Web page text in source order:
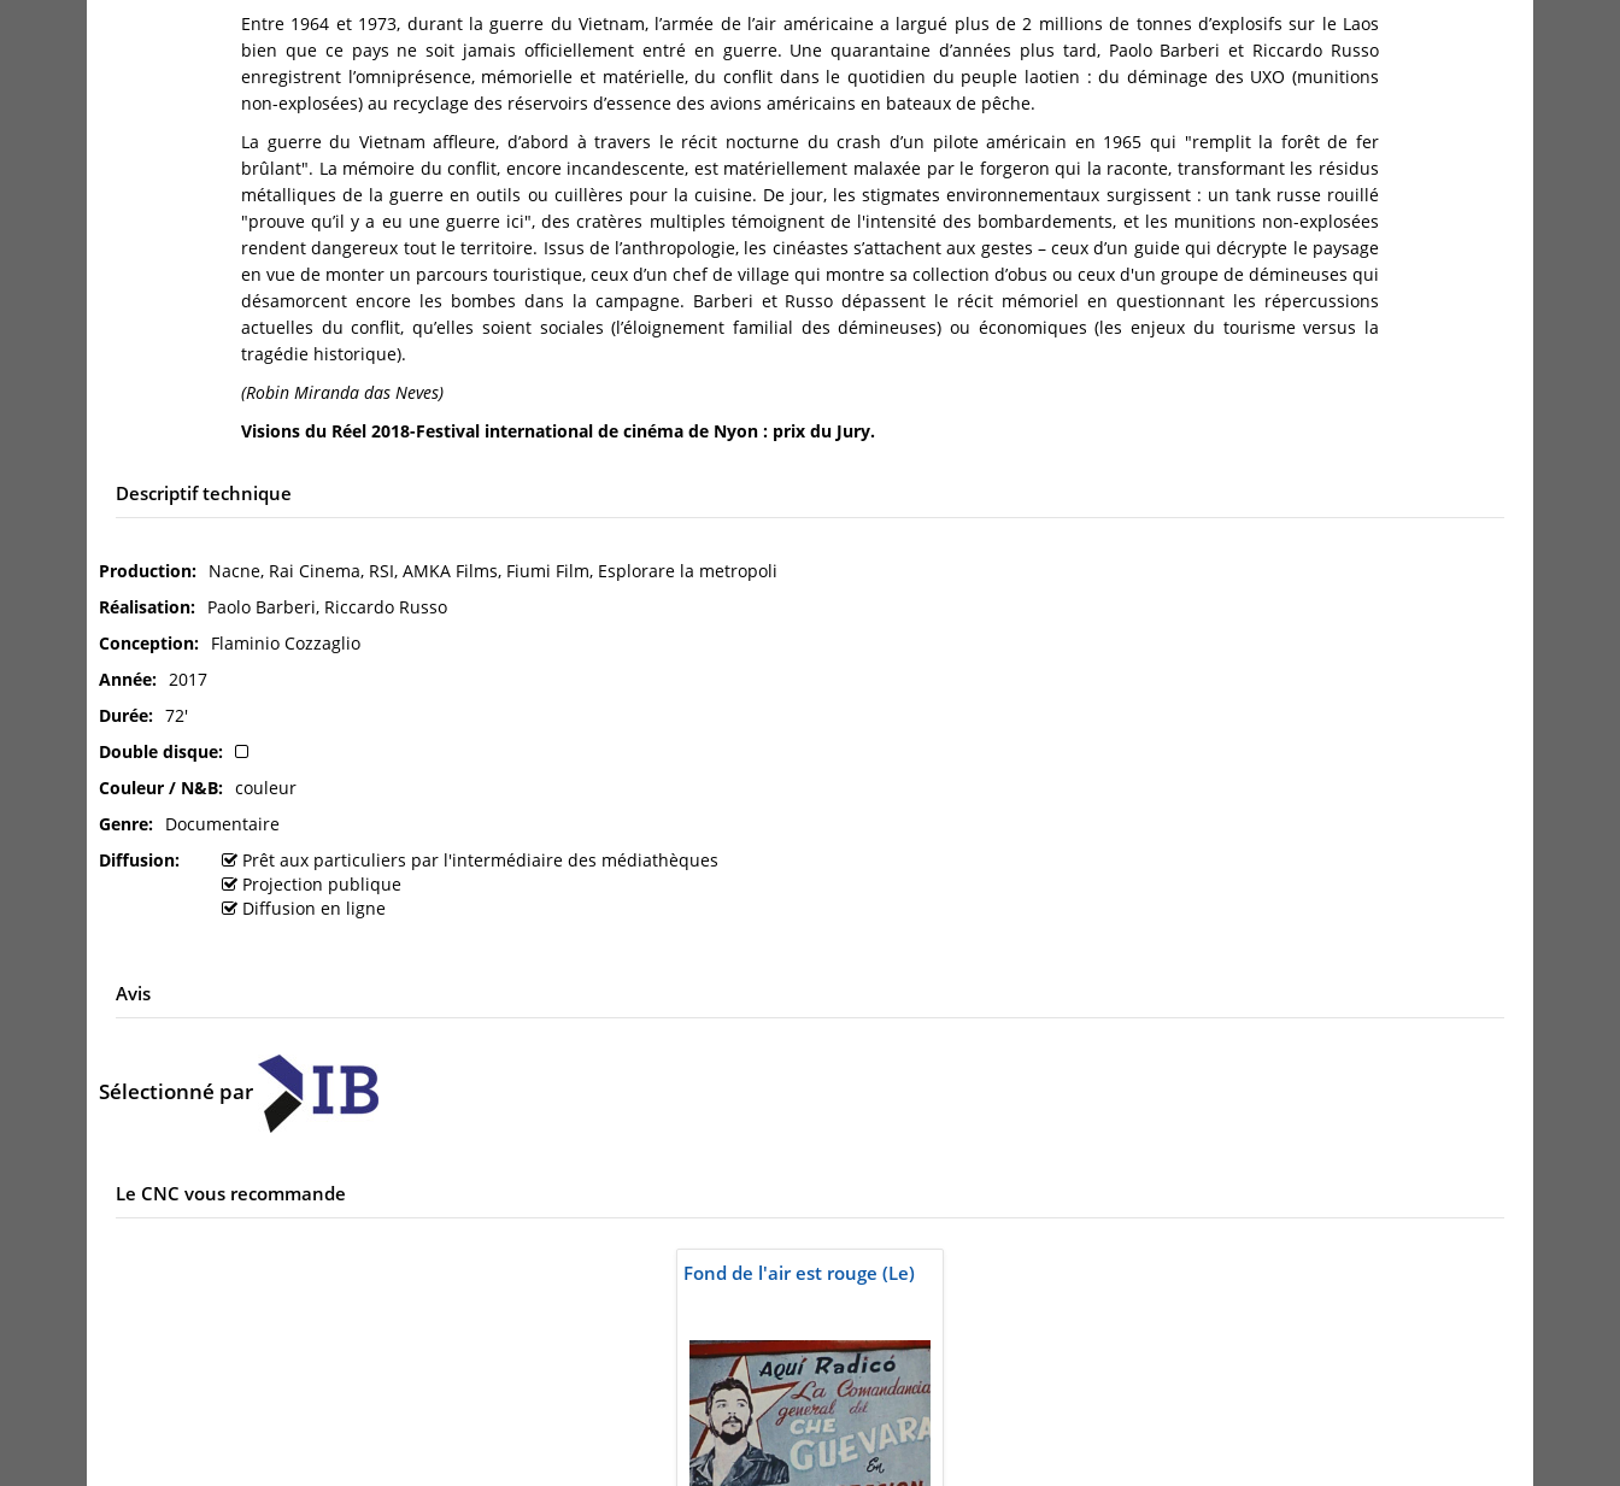
Entre 1964 et 1973, durant la guerre du Vietnam, l’armée de l’air américaine a largué plus de 2 millions de tonnes d’explosifs sur le Laos
bien que ce pays ne soit jamais officiellement entré en guerre. Une quarantaine d’années plus tard, Paolo Barberi et Riccardo Russo
enregistrent l’omniprésence, mémorielle et matérielle, du conflit dans le quotidien du peuple laotien : du déminage des UXO (munitions
non-explosées) au recyclage des réservoirs d’essence des avions américains en bateaux de pêche.
La guerre du Vietnam affleure, d’abord à travers le récit nocturne du crash d’un pilote américain en 1965 qui "remplit la forêt de fer
brûlant". La mémoire du conflit, encore incandescente, est matériellement malaxée par le forgeron qui la raconte, transformant les résidus
métalliques de la guerre en outils ou cuillères pour la cuisine. De jour, les stigmates environnementaux surgissent : un tank russe rouillé
"prouve qu’il y a eu une guerre ici", des cratères multiples témoignent de l'intensité des bombardements, et les munitions non-explosées
rendent dangereux tout le territoire. Issus de l’anthropologie, les cinéastes s’attachent aux gestes – ceux d’un guide qui décrypte le paysage
en vue de monter un parcours touristique, ceux d’un chef de village qui montre sa collection d’obus ou ceux d'un groupe de démineuses qui
désamorcent encore les bombes dans la campagne. Barberi et Russo dépassent le récit mémoriel en questionnant les répercussions
actuelles du conflit, qu’elles soient sociales (l’éloignement familial des démineuses) ou économiques (les enjeux du tourisme versus la
tragédie historique).
(Robin Miranda das Neves)
Visions du Réel 2018-Festival international de cinéma de Nyon : prix du Jury.
Descriptif technique
Production
Nacne, Rai Cinema, RSI, AMKA Films, Fiumi Film, Esplorare la metropoli
Réalisation
Paolo Barberi, Riccardo Russo
Conception
Flaminio Cozzaglio
Année
2017
Durée
72'
Double disque
Couleur / N&B
couleur
Genre
Documentaire
Diffusion
Prêt aux particuliers par l'intermédiaire des médiathèques
Projection publique
Diffusion en ligne
Avis
Sélectionné par
Le CNC vous recommande
Fond de l'air est rouge (Le)